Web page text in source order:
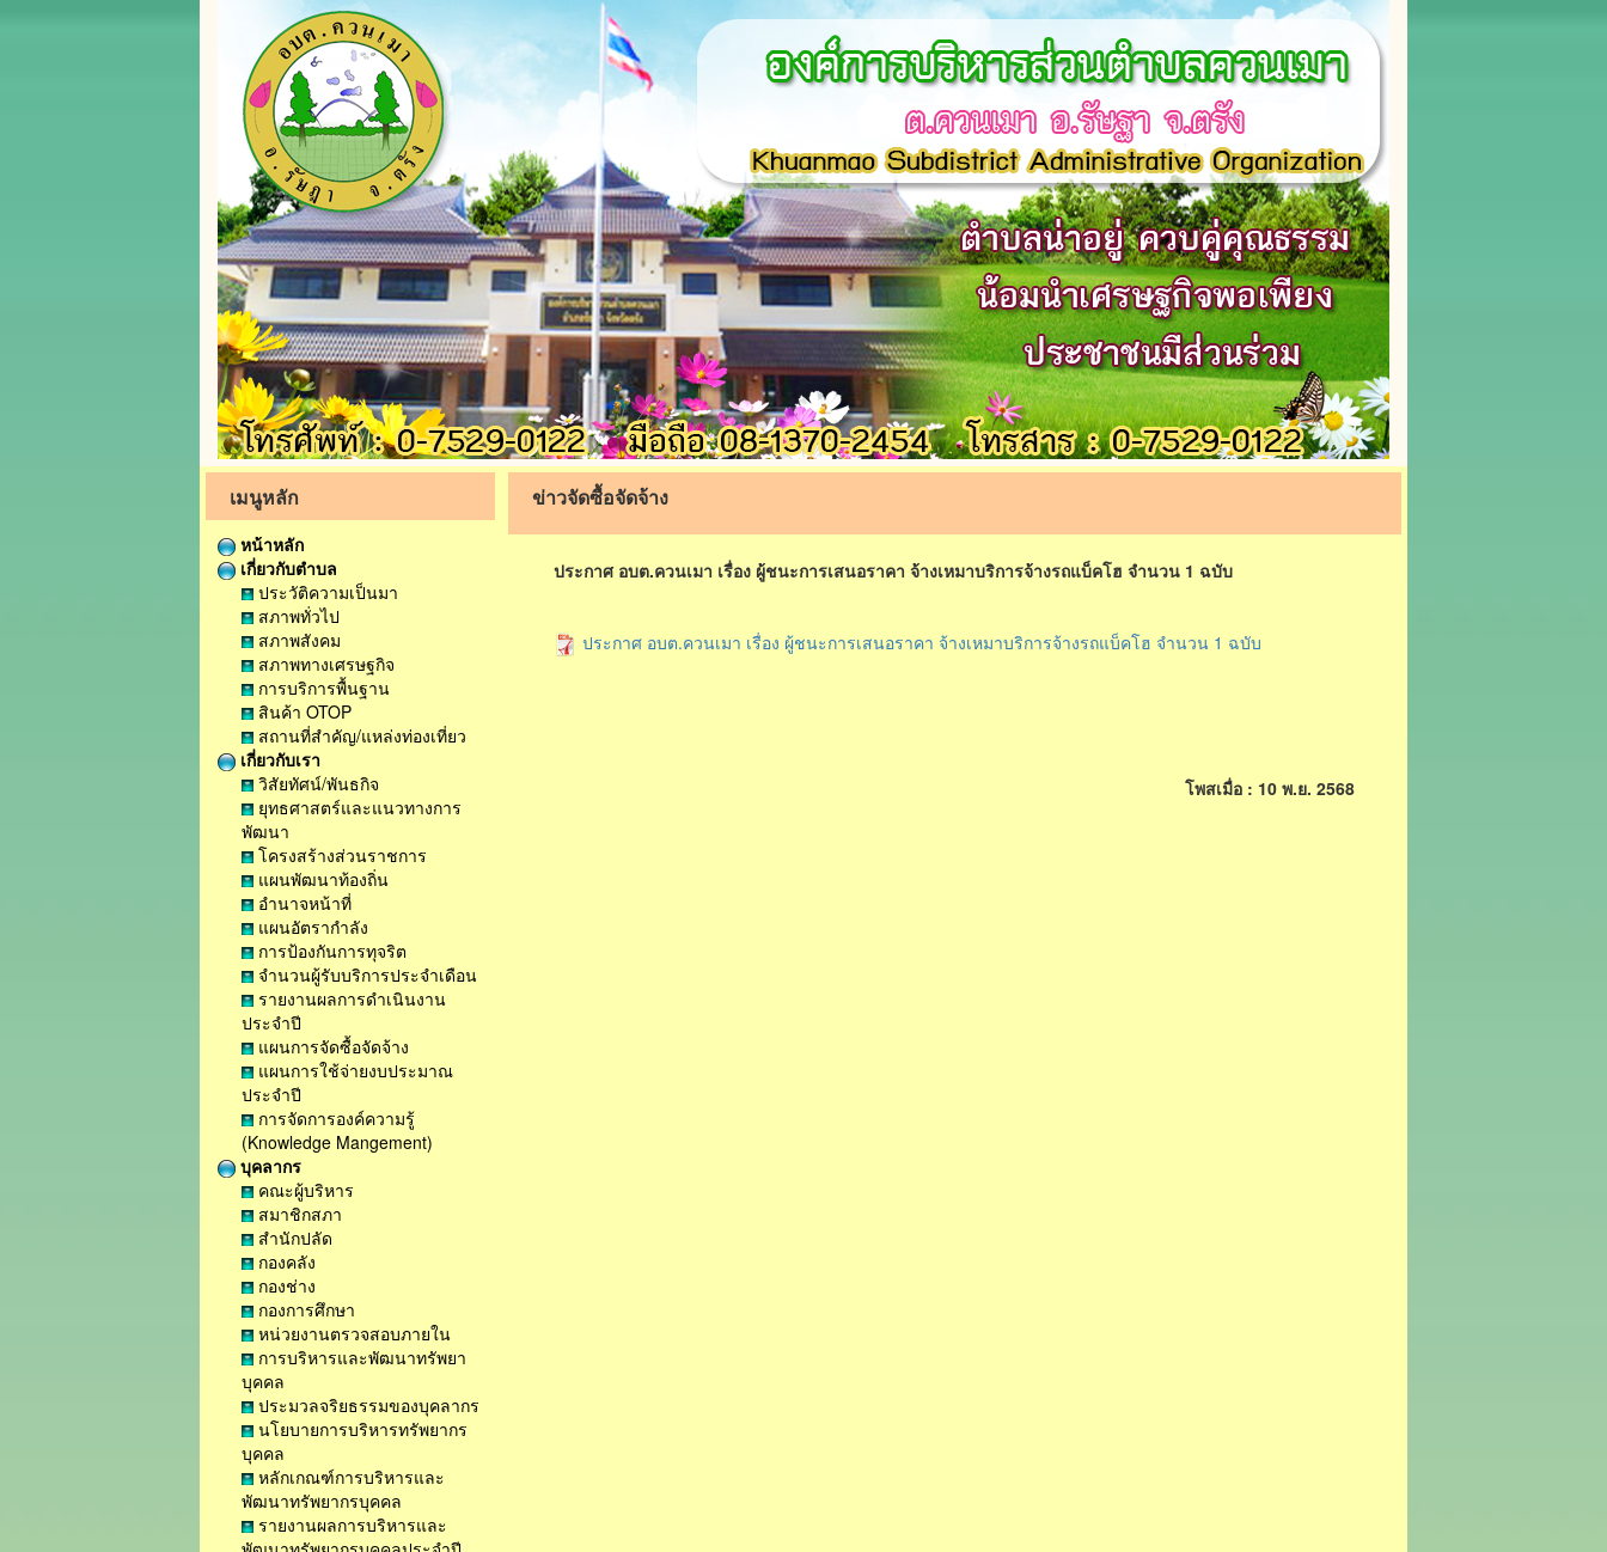
เมนูหลัก
หน้าหลัก
เกี่ยวกับตำบล
ประวัติความเป็นมา
สภาพทั่วไป
สภาพสังคม
สภาพทางเศรษฐกิจ
การบริการพื้นฐาน
สินค้า OTOP
สถานที่สำคัญ/แหล่งท่องเที่ยว
เกี่ยวกับเรา
วิสัยทัศน์/พันธกิจ
ยุทธศาสตร์และแนวทางการ
พัฒนา
โครงสร้างส่วนราชการ
แผนพัฒนาท้องถิ่น
อำนาจหน้าที่
แผนอัตรากำลัง
การป้องกันการทุจริต
จำนวนผู้รับบริการประจำเดือน
รายงานผลการดำเนินงาน
ประจำปี
แผนการจัดซื้อจัดจ้าง
แผนการใช้จ่ายงบประมาณ
ประจำปี
การจัดการองค์ความรู้
(Knowledge Mangement)
บุคลากร
คณะผู้บริหาร
สมาชิกสภา
สำนักปลัด
กองคลัง
กองช่าง
กองการศึกษา
หน่วยงานตรวจสอบภายใน
การบริหารและพัฒนาทรัพยา
บุคคล
ประมวลจริยธรรมของบุคลากร
นโยบายการบริหารทรัพยากร
บุคคล
หลักเกณฑ์การบริหารและ
พัฒนาทรัพยากรบุคคล
รายงานผลการบริหารและ
ข่าวจัดซื้อจัดจ้าง
ประกาศ อบต.ควนเมา เรื่อง ผู้ชนะการเสนอราคา จ้างเหมาบริการจ้างรถแบ็คโฮ จำนวน 1 ฉบับ
ประกาศ อบต.ควนเมา เรื่อง ผู้ชนะการเสนอราคา จ้างเหมาบริการจ้างรถแบ็คโฮ จำนวน 1 ฉบับ
โพสเมื่อ : 10 พ.ย. 2568